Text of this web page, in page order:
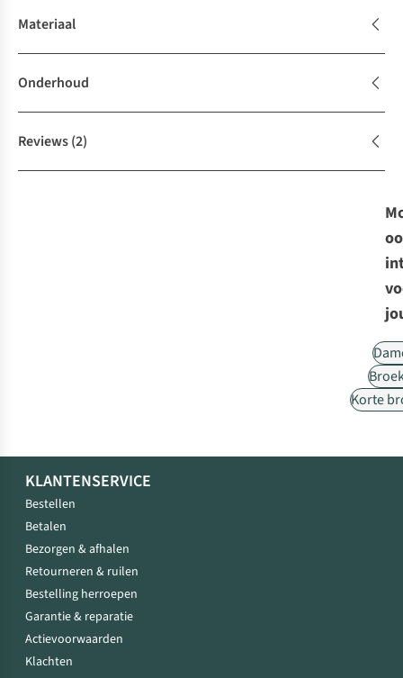
Materiaal
Onderhoud
Reviews(2)
Korte
KLANTENSERVICE
Bestellen
Betalen
Bezorgen & afhalen
Retourneren & ruilen
Bestelling herroepen
Garantie & reparatie
Actievoorwaarden
Klachten